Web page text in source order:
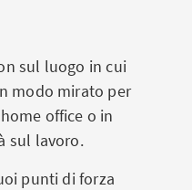
sul luogo in cui
modo mirato per
office o in
sul lavoro.
punti di forza